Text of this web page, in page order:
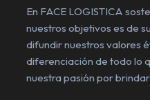
En FACE LOGISTICA
nuestros objetivos es de
difundir nuestros valores
diferenciación de todo lo
nuestra pasión por